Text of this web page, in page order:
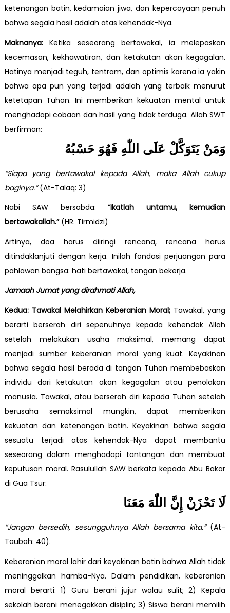
ketenangan batin, kedamaian jiwa, dan kepercayaan penuh
bahwa segala hasil adalah atas kehendak-Nya.
Maknanya:Ketika seseorang bertawakal, ia melepaskan
kecemasan, kekhawatiran, dan ketakutan akan kegagalan.
Hatinya menjadi teguh, tentram, dan optimis karena ia yakin
bahwa apa pun yang terjadi adalah yang terbaik menurut
ketetapan Tuhan. Ini memberikan kekuatan mental untuk
menghadapi cobaan dan hasil yang tidak terduga. Allah SWT
berfirman:
وَمَنْ يَتَوَكَّلْ عَلَى اللّٰهِ فَهُوَ حَسْبُهُ
“Siapa yang bertawakal kepada Allah, maka Allah cukup
baginya.”(At-Talaq: 3)
Nabi SAW bersabda:“Ikatlah untamu, kemudian
bertawakallah.”(HR. Tirmidzi)
Artinya, doa harus diiringi rencana, rencana harus
ditindaklanjuti dengan kerja. Inilah fondasi perjuangan para
pahlawan bangsa: hati bertawakal, tangan bekerja.
Jamaah Jumat yang dirahmati Allah,
Kedua: Tawakal Melahirkan Keberanian Moral; Tawakal, yang
berarti berserah diri sepenuhnya kepada kehendak Allah
setelah melakukan usaha maksimal, memang dapat
menjadi sumber keberanian moral yang kuat. Keyakinan
bahwa segala hasil berada di tangan Tuhan membebaskan
individu dari ketakutan akan kegagalan atau penolakan
manusia. Tawakal, atau berserah diri kepada Tuhan setelah
berusaha semaksimal mungkin, dapat memberikan
kekuatan dan ketenangan batin. Keyakinan bahwa segala
sesuatu terjadi atas kehendak-Nya dapat membantu
seseorang dalam menghadapi tantangan dan membuat
keputusan moral. Rasulullah SAW berkata kepada Abu Bakar
di Gua Tsur:
لَا تَحْزَنْ إِنَّ اللّٰهَ مَعَنَا
“Jangan bersedih, sesungguhnya Allah bersama kita.”(At-
Taubah: 40).
Keberanian moral lahir dari keyakinan batin bahwa Allah tidak
meninggalkan hamba-Nya. Dalam pendidikan, keberanian
moral berarti: 1) Guru berani jujur walau sulit; 2) Kepala
sekolah berani menegakkan disiplin; 3) Siswa berani memilih